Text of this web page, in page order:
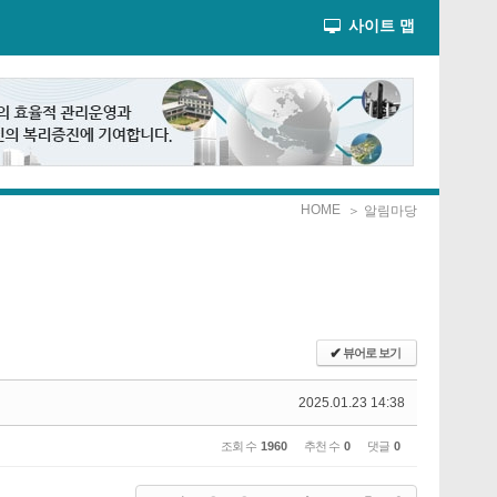
사이트 맵
HOME ＞ 알림마당
✔뷰어로 보기
2025.01.23 14:38
조회 수 1960 추천 수 0 댓글 0